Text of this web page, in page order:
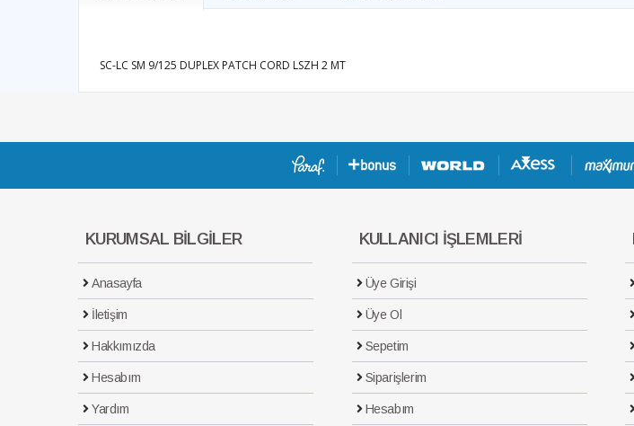
SC-LC SM 9/125 DUPLEX PATCH CORD LSZH 2 MT
KURUMSAL BİLGİLER
Anasayfa
İletişim
Hakkımızda
Hesabım
Yardım
KULLANICI İŞLEMLERİ
Üye Girişi
Üye Ol
Sepetim
Siparişlerim
Hesabım